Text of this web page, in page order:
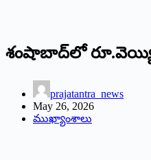
శంషాబాద్‌లో రూ.వెయ్యి
prajatantra_news
May 26, 2026
ముఖ్యాంశాలు